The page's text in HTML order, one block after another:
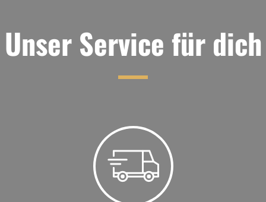
Unser Service für dich